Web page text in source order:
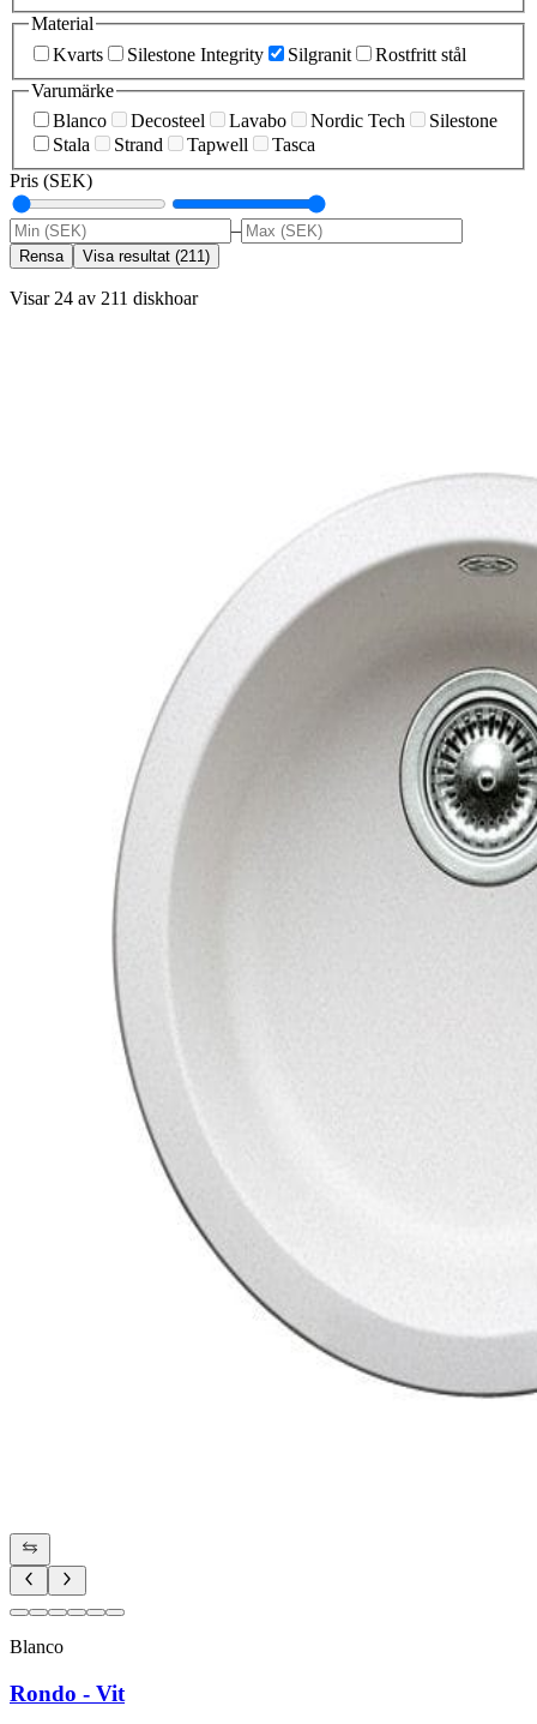
Material
Kvarts
Silestone Integrity Silgranit
Rostfritt stål
Varumärke
Blanco
Decosteel Lavabo Nordic Tech
Silestone
Stala
Strand Tapwell
Tasca
Pris (SEK)
–
Rensa Visa resultat (211)
Visar 24 av 211 diskhoar
Blanco
Rondo - Vit